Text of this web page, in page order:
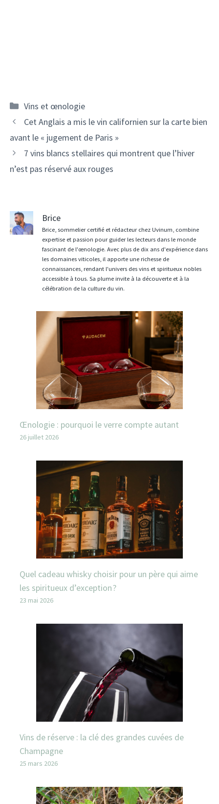
Catégories
Vins et œnologie
Navigation
des
Cet Anglais a mis le vin californien sur la carte bien
avant le « jugement de Paris »
7 vins blancs stellaires qui montrent que l’hiver
n’est pas réservé aux rouges
Brice
Brice, sommelier certifié et rédacteur chez Uvinum, combine
expertise et passion pour guider les lecteurs dans le monde
fascinant de l'œnologie. Avec plus de dix ans d'expérience dans
les domaines viticoles, il apporte une richesse de
connaissances, rendant l'univers des vins et spiritueux nobles
accessible à tous. Sa plume invite à la découverte et à la
célébration de la culture du vin.
Œnologie : pourquoi le verre compte autant
26 juillet 2026
Quel cadeau whisky choisir pour un père qui aime
les spiritueux d’exception ?
23 mai 2026
Vins de réserve : la clé des grandes cuvées de
Champagne
25 mars 2026